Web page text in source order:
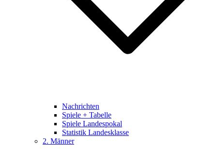
Nachrichten
Spiele + Tabelle
Spiele Landespokal
Statistik Landesklasse
2. Männer